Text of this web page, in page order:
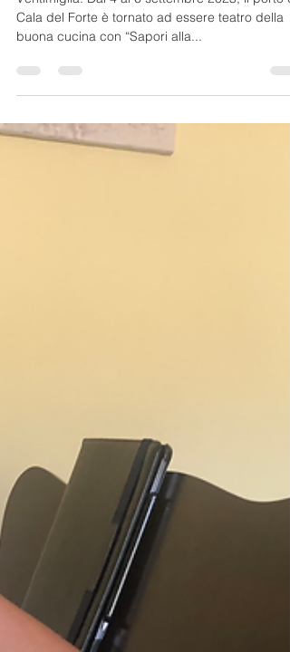
(VIDEO)
Ventimiglia. Dal 4 al 6 settembre 2023, il porto di
buona cucina con “Sapori alla...